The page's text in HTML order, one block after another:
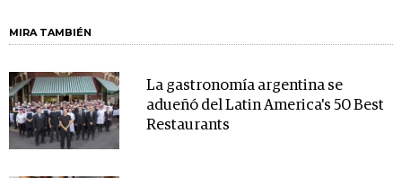
MIRA TAMBIÉN
La gastronomía argentina se
adueñó del Latin America's 50 Best
Restaurants